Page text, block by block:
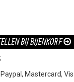
BIJ BIJENKORF
Mastercard,